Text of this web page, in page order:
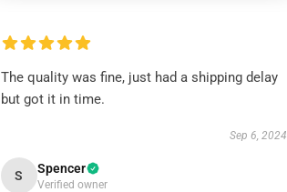
The quality was fine, just had a shipping delay
but got it in time.
Sep 6, 2024
S Spencer
Verified owner